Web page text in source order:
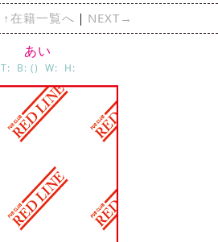
↑在籍一覧へ ｜ NEXT→
あい
T: B: () W: H: